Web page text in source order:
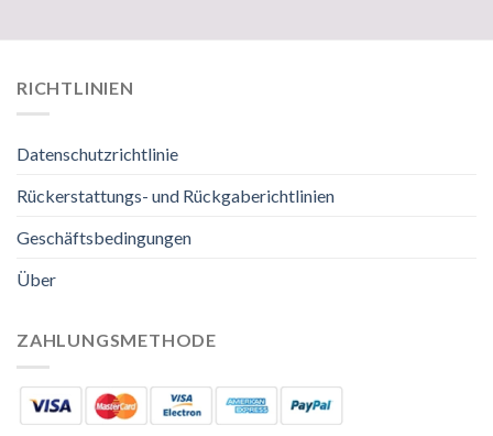
RICHTLINIEN
Datenschutzrichtlinie
Rückerstattungs- und Rückgaberichtlinien
Geschäftsbedingungen
Über
ZAHLUNGSMETHODE